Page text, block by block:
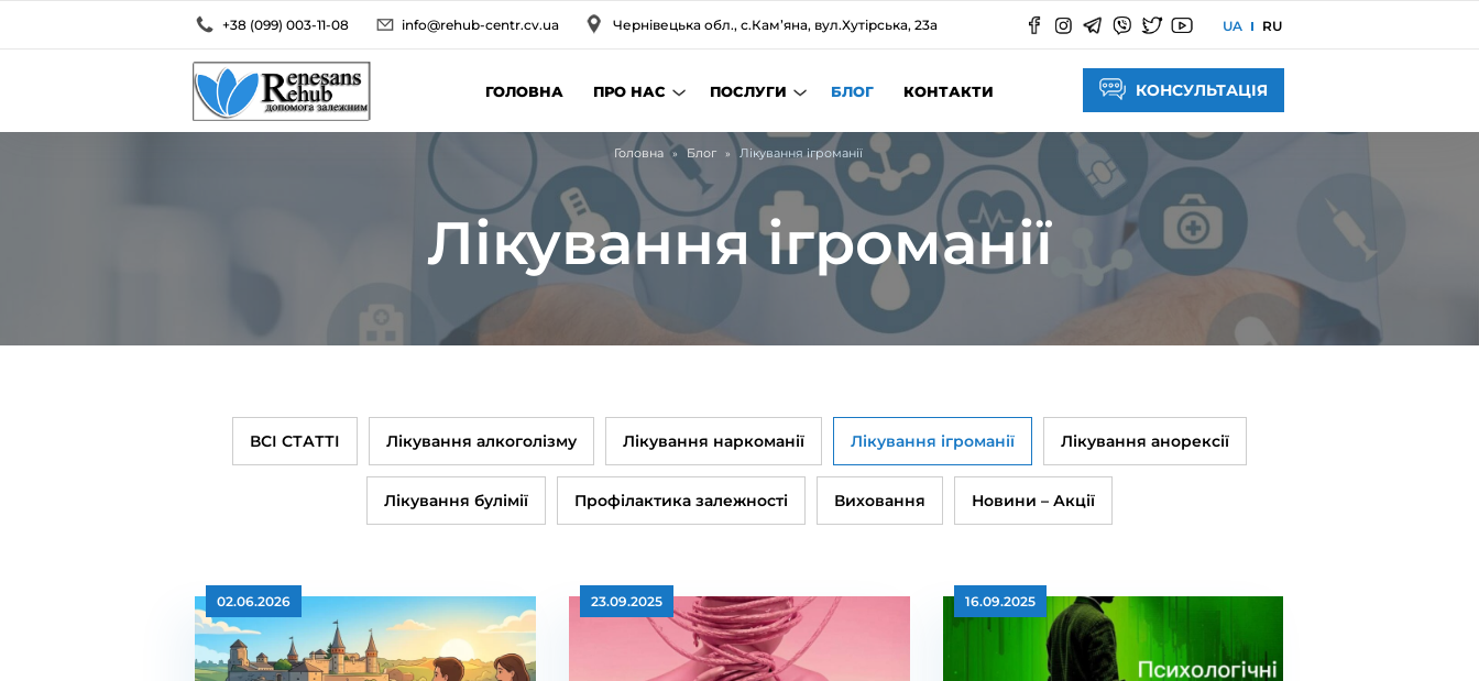
+38 (099) 003-11-08 info@rehub-centr.cv.ua Чернівецька обл., с.Камʼяна, вул.Хутірська, 23а UA RU
ГОЛОВНА ПРО НАС ПОСЛУГИ БЛОГ КОНТАКТИ КОНСУЛЬТАЦІЯ
Головна » Блог » Лікування ігроманії
Лікування ігроманії
ВСІ СТАТТІ Лікування алкоголізму Лікування наркоманії Лікування ігроманії Лікування анорексії
Лікування булімії Профілактика залежності Виховання Новини – Акції
02.06.2026 23.09.2025 16.09.2025